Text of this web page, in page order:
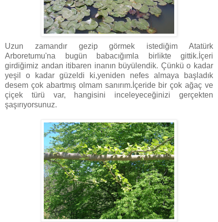
Uzun zamandır gezip görmek istediğim Atatürk
Arboretumu'na bugün babacığımla birlikte gittik.İçeri
girdiğimiz andan itibaren inanın büyülendik. Çünkü o kadar
yeşil o kadar güzeldi ki,yeniden nefes almaya başladık
desem çok abartmış olmam sanırım.İçeride bir çok ağaç ve
çiçek türü var, hangisini inceleyeceğinizi gerçekten
şaşırıyorsunuz.